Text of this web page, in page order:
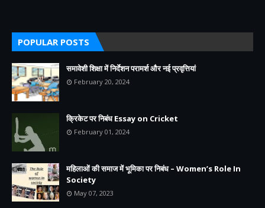
POPULAR POSTS
समावेशी शिक्षा में निर्देशन परामर्श और नई प्रवृत्तियां
February 20, 2024
क्रिकेट पर निबंध Essay on Cricket
February 01, 2024
महिलाओं की समाज में भूमिका पर निबंध – Women’s Role In
Society
May 07, 2023